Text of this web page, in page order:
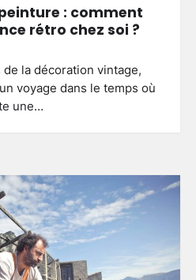
: comment
rétro chez soi ?
de la décoration vintage,
voyage dans le temps où
une…